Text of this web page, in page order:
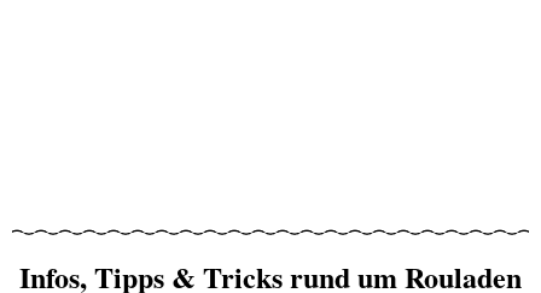
Infos, Tipps & Tricks rund um Rouladen